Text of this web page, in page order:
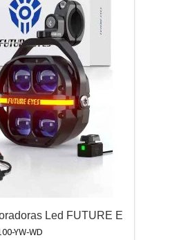
Led FUTURE E
YW-WD